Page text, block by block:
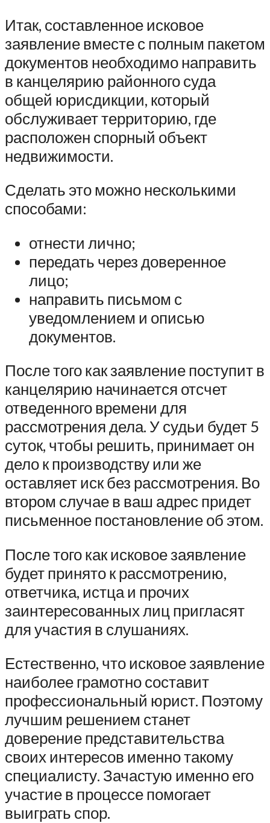
Итак, составленное исковое
заявление вместе с полным пакетом
документов необходимо направить
в канцелярию районного суда
общей юрисдикции, который
обслуживает территорию, где
расположен спорный объект
недвижимости.
Сделать это можно несколькими
способами:
отнести лично;
передать через доверенное
лицо;
направить письмом с
уведомлением и описью
документов.
После того как заявление поступит в
канцелярию начинается отсчет
отведенного времени для
рассмотрения дела. У судьи будет 5
суток, чтобы решить, принимает он
дело к производству или же
оставляет иск без рассмотрения. Во
втором случае в ваш адрес придет
письменное постановление об этом.
После того как исковое заявление
будет принято к рассмотрению,
ответчика, истца и прочих
заинтересованных лиц пригласят
для участия в слушаниях.
Естественно, что исковое заявление
наиболее грамотно составит
профессиональный юрист. Поэтому
лучшим решением станет
доверение представительства
своих интересов именно такому
специалисту. Зачастую именно его
участие в процессе помогает
выиграть спор.